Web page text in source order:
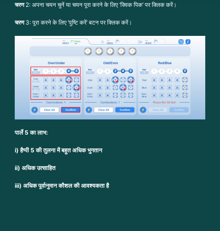
चरण 2: अपना चयन चुनें या चयन पूरा करने के लिए ‘क्विक पिक’ पर क्लिक करें।
चरण 3: पूरा करने के लिए ‘पुष्टि करें’ बटन पर क्लिक करें।
पार्ले 5 का लाभ:
i) हैप्पी 5 की तुलना में बहुत अधिक भुगतान
ii) अधिक उत्साहित
iii) अधिक पूर्वानुमान कौशल की आवश्यकता है